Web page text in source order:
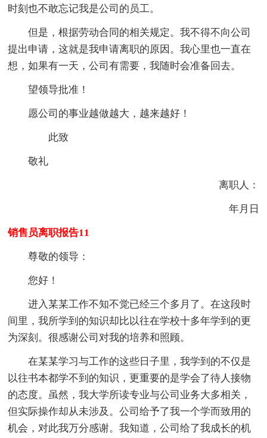
时刻也不敢忘记我是公司的员工。
但是，根据劳动合同的相关规定。我不得不向公司
提出申请，这就是我申请离职的原因。我心里也一直在
想，如果有一天，公司有需要，我随时会准备回去。
望领导批准！
愿公司的事业越做越大，越来越好！
此致
敬礼
离职人：
年月日
销售员离职报告11
尊敬的领导：
您好！
进入某某工作不知不觉已经三个多月了。在这段时
间里，我所学到的知识却比以往在学校十多年学到的更
为深刻。很感谢公司对我的培养和照顾。
在某某学习与工作的这些日子里，我学到的不仅是
以往书本都学不到的知识，更重要的是学会了待人接物
的态度。虽然，我大学所读专业与公司业务大多相关，
但实际操作却从未涉及。公司给予了我一个学而致用的
机会，对此我万分感谢。我知道，公司给了我成长的机